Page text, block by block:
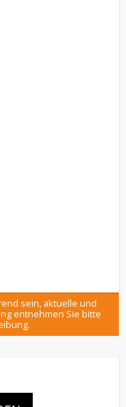
sein, aktuelle und
entnehmen Sie bitte